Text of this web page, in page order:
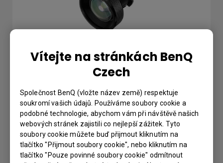
Vítejte na stránkách BenQ
Czech
Společnost BenQ (vložte název země) respektuje
soukromí vašich údajů. Používáme soubory cookie a
podobné technologie, abychom vám při návštěvě našich
webových stránek zajistili co nejlepší zážitek. Tyto
soubory cookie můžete buď přijmout kliknutím na
tlačítko "Přijmout soubory cookie", nebo kliknutím na
tlačítko "Pouze povinné soubory cookie" odmítnout
UST | Více objektivů pro všestranné použití
Objektivy BenQ s ultra krátkou projekční vzdáleností
(UST), které vyžadují o 60 % menší vzdálenost pro
promítání obrazu s úhlopříčkou až 350", doplňují naše